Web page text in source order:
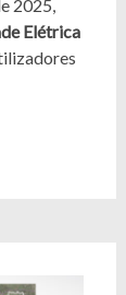
2025,
Elétrica